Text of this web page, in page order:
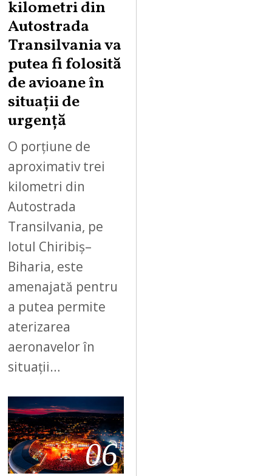
T
8
kilometri din
Autostrada
Transilvania va
putea fi folosită
de avioane în
situații de
urgență
O porțiune de
aproximativ trei
kilometri din
Autostrada
Transilvania, pe
lotul Chiribiș–
Biharia, este
amenajată pentru
a putea permite
aterizarea
aeronavelor în
situații…
06